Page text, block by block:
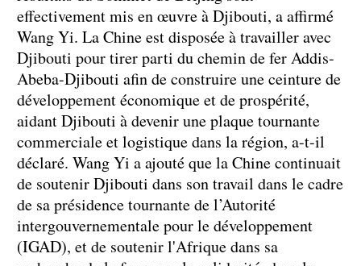
effectivement mis en œuvre à Djibouti, a affirmé
Wang Yi. La Chine est disposée à travailler avec
Djibouti pour tirer parti du chemin de fer Addis-
Abeba-Djibouti afin de construire une ceinture de
développement économique et de prospérité,
aidant Djibouti à devenir une plaque tournante
commerciale et logistique dans la région, a-t-il
déclaré. Wang Yi a ajouté que la Chine continuait
de soutenir Djibouti dans son travail dans le cadre
de sa présidence tournante de l’Autorité
intergouvernementale pour le développement
(IGAD), et de soutenir l'Afrique dans sa